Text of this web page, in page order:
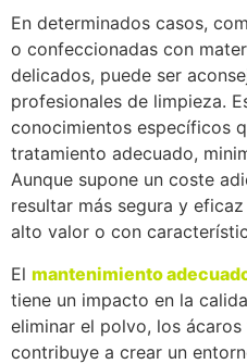
En determinados casos,
o confeccionadas con
delicados, puede ser
profesionales de limpieza.
conocimientos específicos
tratamiento adecuado,
Aunque supone un coste
resultar más segura y
alto valor o con
El mantenimiento
tiene un impacto en la
eliminar el polvo, los
contribuye a crear un